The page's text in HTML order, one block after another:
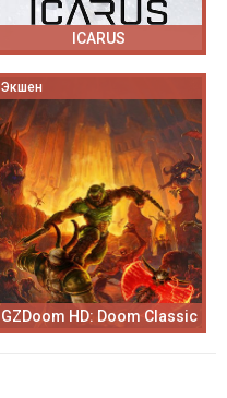
ICARUS
Экшен
GZDoom HD: Doom Classic